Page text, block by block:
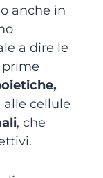
anche in
a dire le
prime
alle cellule
, che